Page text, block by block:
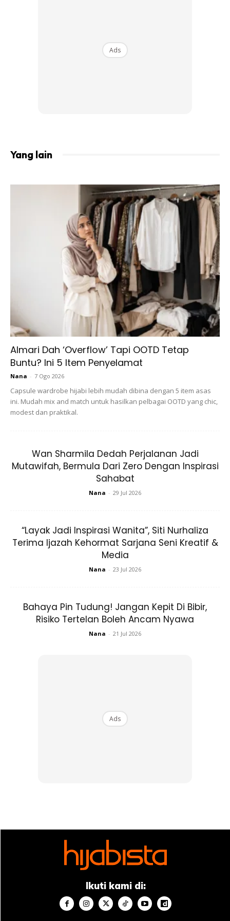
together in this life, and hopefully in the hereafter too.
Semoga yang baik2 buat kita. Aamiinn!
Ads
Ads
Yang lain
Almari Dah ‘Overflow’ Tapi OOTD Tetap
Buntu? Ini 5 Item Penyelamat
Nana - 7 Ogo 2026
Capsule wardrobe hijabi lebih mudah dibina dengan 5 item asas
ini. Mudah mix and match untuk hasilkan pelbagai OOTD yang chic,
modest dan praktikal.
Wan Sharmila Dedah Perjalanan Jadi
Mutawifah, Bermula Dari Zero Dengan Inspirasi
Sahabat
Nana - 29 Jul 2026
“Layak Jadi Inspirasi Wanita”, Siti Nurhaliza
Terima Ijazah Kehormat Sarjana Seni Kreatif &
Media
Nana - 23 Jul 2026
Bahaya Pin Tudung! Jangan Kepit Di Bibir,
Risiko Tertelan Boleh Ancam Nyawa
Nana - 21 Jul 2026
Ads
Ikuti kami di: